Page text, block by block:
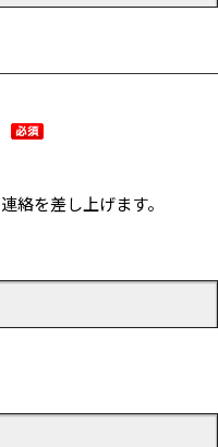
絡を差し上げます。